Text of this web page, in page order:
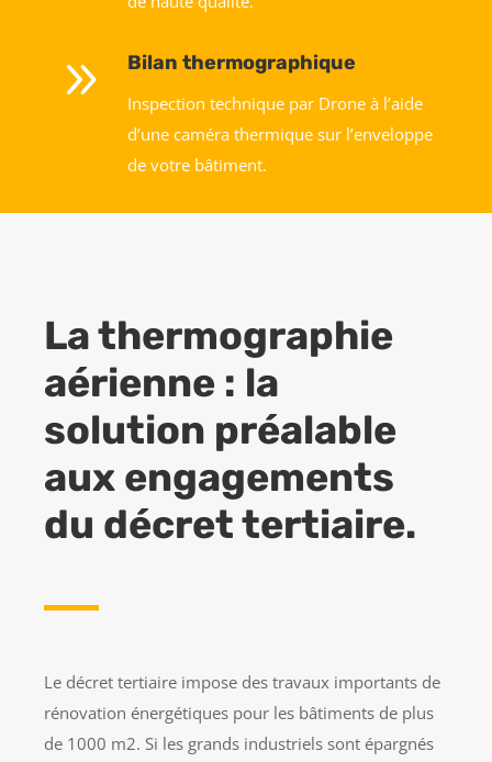
9 Bilan thermographique
Inspection technique par Drone à l’aide
d’une caméra thermique sur l’enveloppe
de votre bâtiment.
La thermographie
aérienne : la
solution préalable
aux engagements
du décret tertiaire.
Le décret tertiaire impose des travaux importants de
rénovation énergétiques pour les bâtiments de plus
de 1000 m2. Si les grands industriels sont épargnés